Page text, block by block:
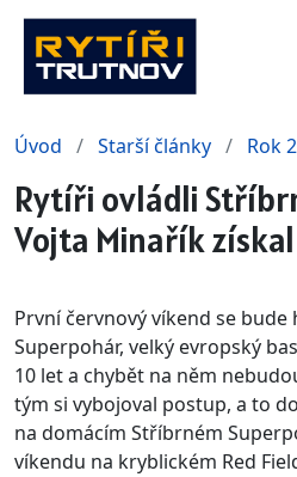
Úvod Starší články Rok
Rytíři ovládli
Vojta Minařík získal
První červnový víkend se bude
Superpohár, velký evropský
10 let a chybět na něm
tým si vybojoval postup, a to
na domácím Stříbrném
víkendu na kryblickém Red